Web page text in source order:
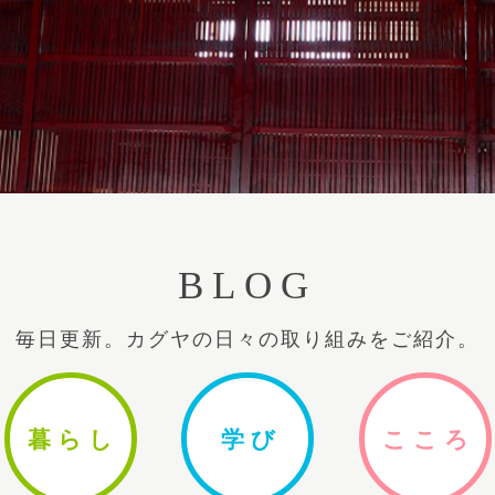
BLOG
毎日更新。カグヤの日々の取り組みをご紹介。
暮ら し 学 び ここ ろ